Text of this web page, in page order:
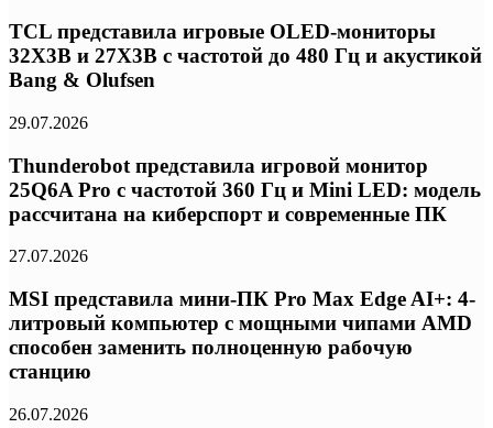
TCL представила игровые OLED-мониторы
32X3B и 27X3B с частотой до 480 Гц и акустикой
Bang & Olufsen
29.07.2026
Thunderobot представила игровой монитор
25Q6A Pro с частотой 360 Гц и Mini LED: модель
рассчитана на киберспорт и современные ПК
27.07.2026
MSI представила мини-ПК Pro Max Edge AI+: 4-
литровый компьютер с мощными чипами AMD
способен заменить полноценную рабочую
станцию
26.07.2026